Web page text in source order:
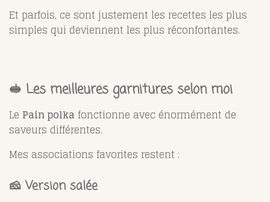
Et parfois, ce sont justement les recettes les plus
simples qui deviennent les plus réconfortantes.
🥪 Les meilleures garnitures selon moi
Le Pain polka fonctionne avec énormément de
saveurs différentes.
Mes associations favorites restent :
🧀 Version salée